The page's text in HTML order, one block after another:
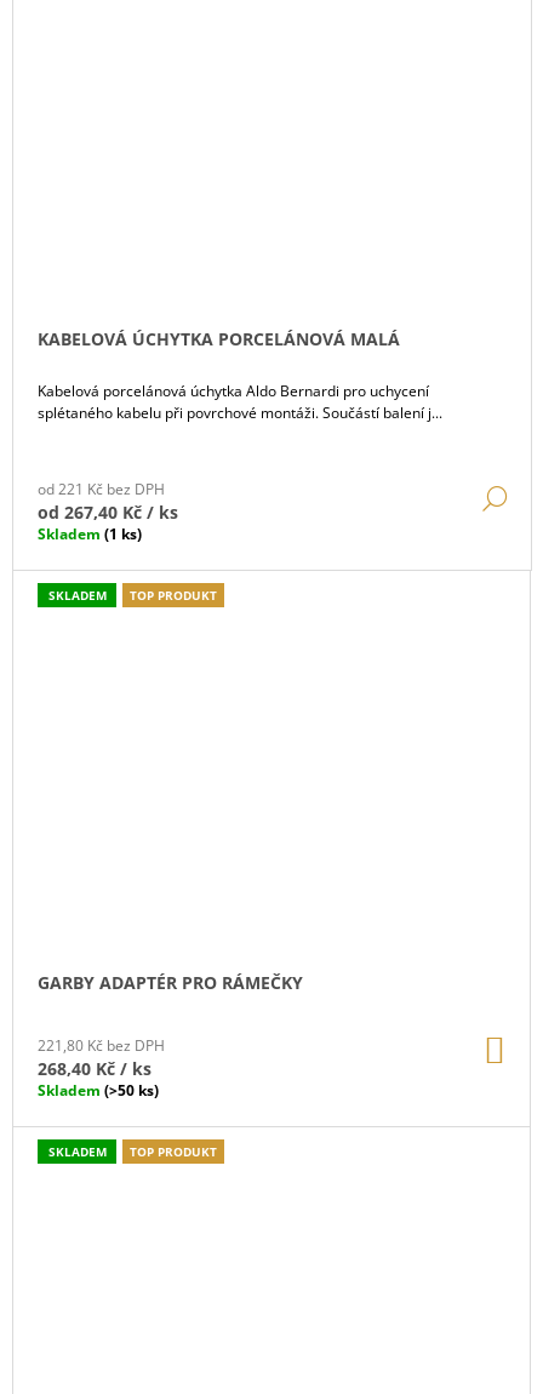
KABELOVÁ ÚCHYTKA PORCELÁNOVÁ MALÁ
Kabelová porcelánová úchytka Aldo Bernardi pro uchycení
splétaného kabelu při povrchové montáži. Součástí balení j...
od 221 Kč bez DPH
od 267,40 Kč / ks
Skladem (1 ks)
SKLADEM TOP PRODUKT
GARBY ADAPTÉR PRO RÁMEČKY
221,80 Kč bez DPH
268,40 Kč / ks
Skladem (>50 ks)
SKLADEM TOP PRODUKT